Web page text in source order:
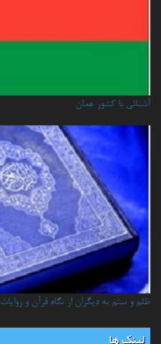
آشنائي با كشور عمان
ظلم و ستم به دیگران از نگاه قرآن و روایات
لینک ها